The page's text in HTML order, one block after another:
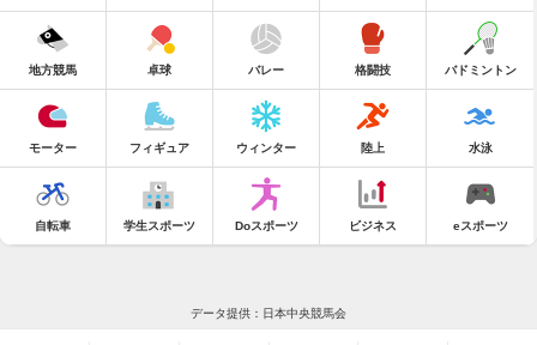
地方競馬 卓球 バレー 格闘技 バドミントン
モーター フィギュア ウィンター 陸上 水泳
自転車 学生スポーツ Doスポーツ ビジネス eスポーツ
データ提供：日本中央競馬会